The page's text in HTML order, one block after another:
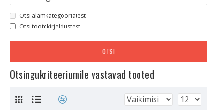
Otsi alamkategooriatest
Otsi tootekirjeldustest
OTSI
Otsingukriteeriumile vastavad tooted